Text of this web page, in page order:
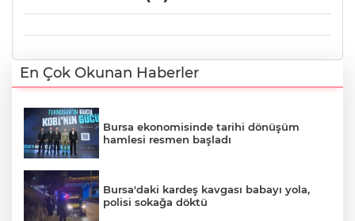
En Çok Okunan Haberler
Bursa ekonomisinde tarihi dönüşüm
hamlesi resmen başladı
Bursa'daki kardeş kavgası babayı yola,
polisi sokağa döktü